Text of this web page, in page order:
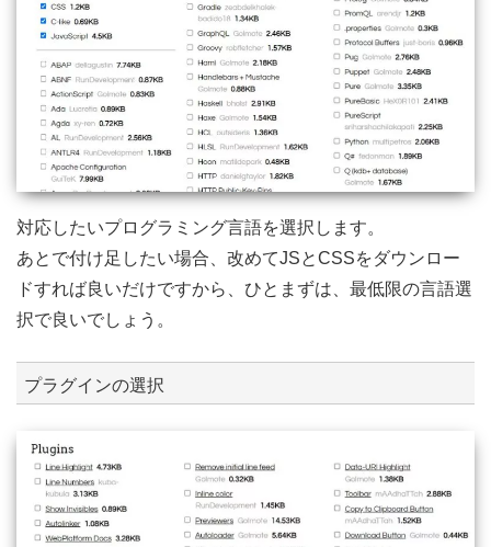
対応したいプログラミング言語を選択します。
あとで付け足したい場合、改めてJSとCSSをダウンロー
ドすれば良いだけですから、ひとまずは、最低限の言語選
択で良いでしょう。
プラグインの選択